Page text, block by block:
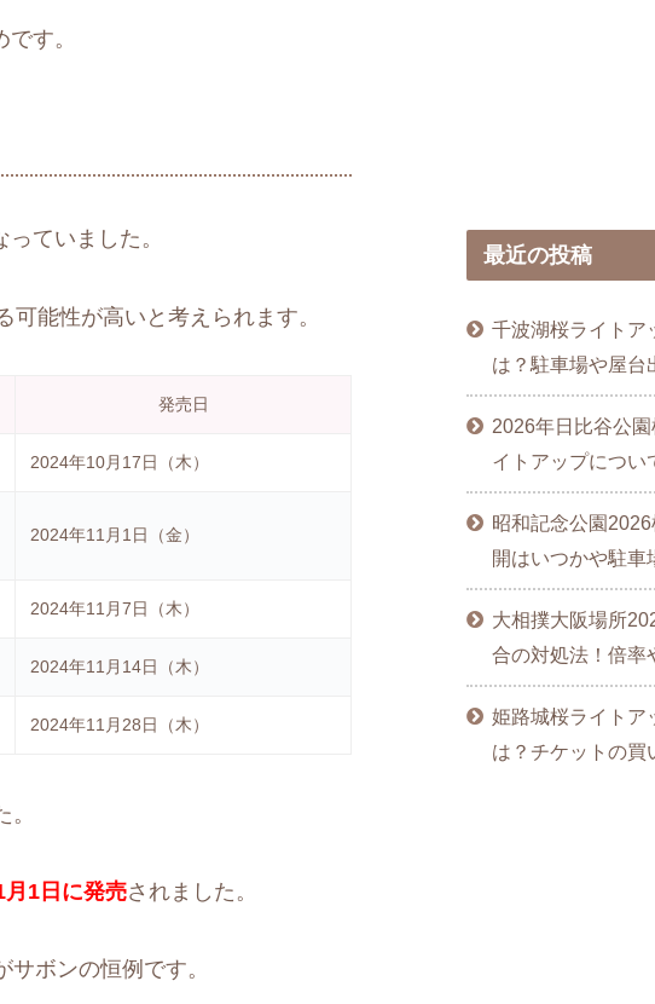
す。
ていました。
能性が高いと考えられます。
発売日
2024年10月17日（木）
2024年11月1日（金）
2024年11月7日（木）
2024年11月14日（木）
2024年11月28日（木）
1日に発売されました。
サボンの恒例です。
最近の投稿
千波湖桜ライトア
は？駐車場や屋台
2026年日比谷公
イトアップについ
昭和記念公園
開はいつかや駐車
大相撲大阪場所
合の対処法！倍率
姫路城桜ライトア
は？チケットの買